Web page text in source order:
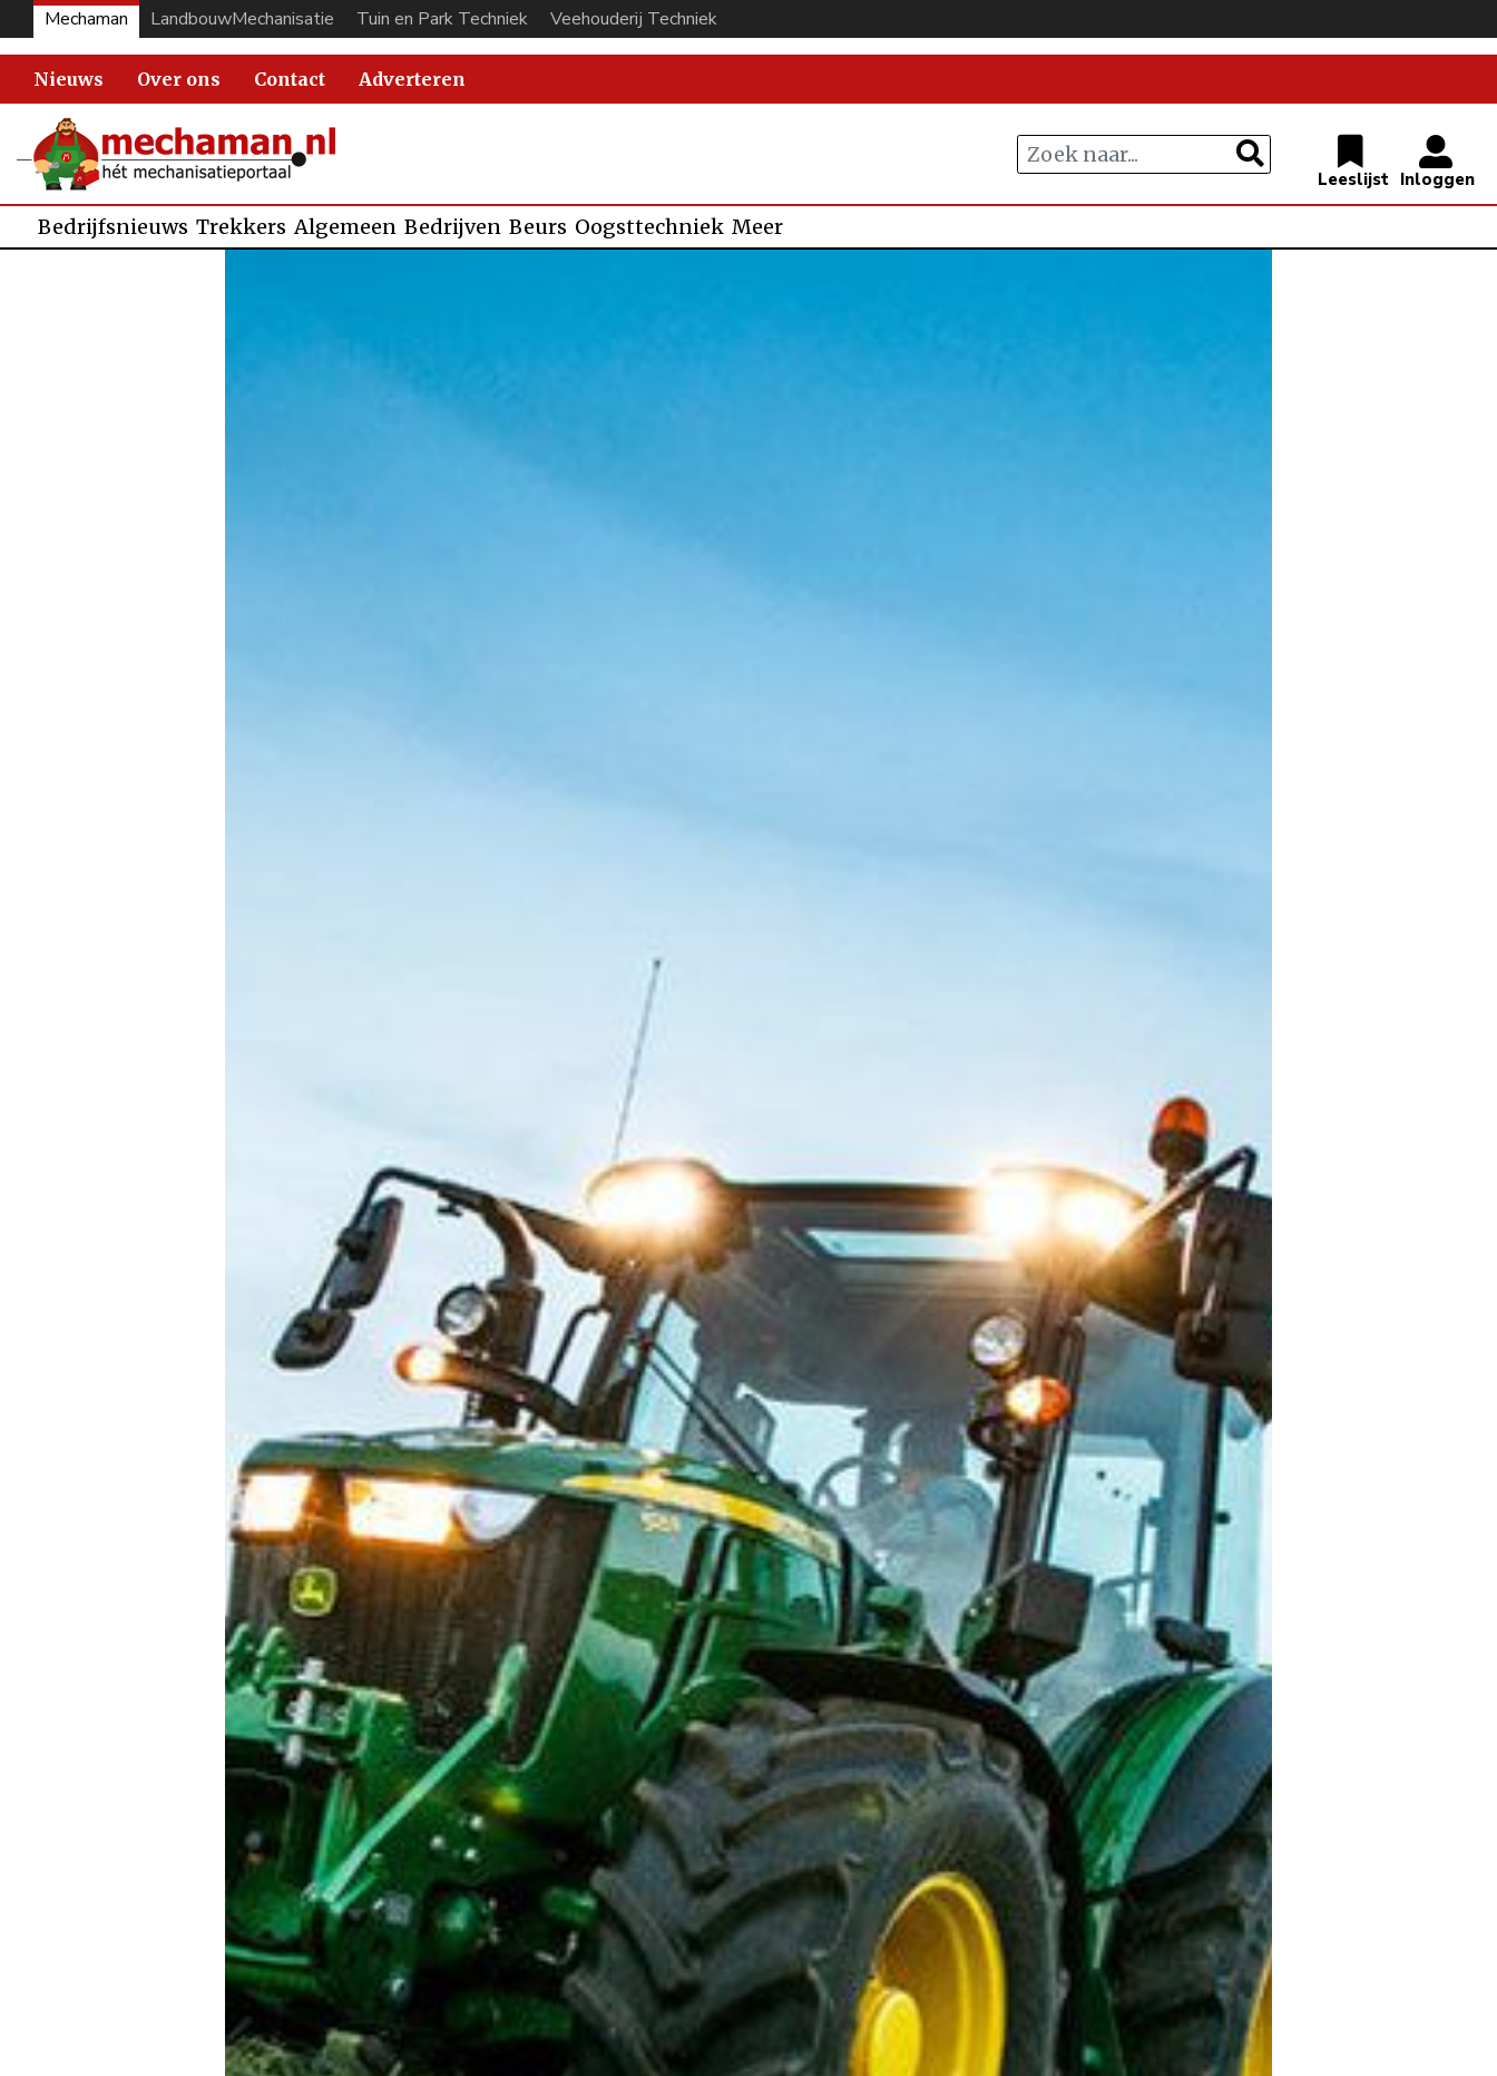
Mechaman LandbouwMechanisatie Tuin en Park Techniek Veehouderij Techniek
Nieuws Over ons Contact Adverteren
Bedrijfsnieuws Trekkers Algemeen Bedrijven Beurs Oogsttechniek Meer